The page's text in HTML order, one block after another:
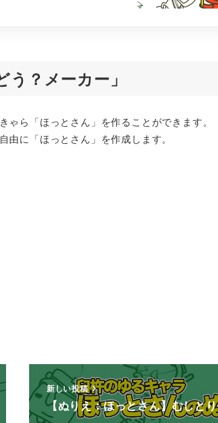
？メーカー」
ゃら「ほっとさん」を作ることができます。
に「ほっとさん」を作成します。
新しい投稿
【ぬりえ：ほっとさん】むしとり